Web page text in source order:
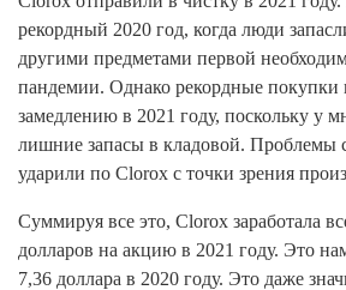
рекордный 2020 год, когда люди
другими предметами первой
пандемии. Однако рекордные покупки
замедлению в 2021 году, поскольку у
лишние запасы в кладовой. Проблемы
ударили по Clorox с точки зрения
Суммируя все это, Clorox заработала
долларов на акцию в 2021 году. Это
7,36 доллара в 2020 году. Это даже